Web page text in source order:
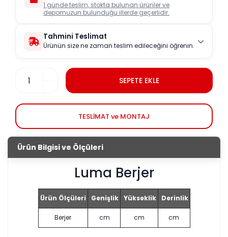
1 günde teslim, stokta bulunan ürünler ve
depomuzun bulunduğu illerde geçerlidir.
Tahmini Teslimat
Ürünün size ne zaman teslim edileceğini öğrenin.
SEPETE EKLE
TESLİMAT ve MONTAJ
Ürün Bilgisi ve Ölçüleri
Luma Berjer
Ürün Ölçüleri Genişlik Yükseklik Derinlik
Berjer cm cm cm